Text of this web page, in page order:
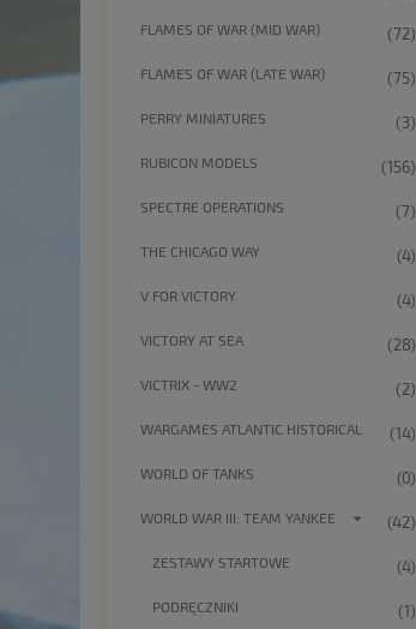
FLAMES OF WAR (MID WAR) (72)
FLAMES OF WAR (LATE WAR) (75)
PERRY MINIATURES (3)
RUBICON MODELS (156)
SPECTRE OPERATIONS (7)
THE CHICAGO WAY (4)
V FOR VICTORY (4)
VICTORY AT SEA (28)
VICTRIX - WW2 (2)
WARGAMES ATLANTIC HISTORICAL (14)
WORLD OF TANKS (0)
WORLD WAR III: TEAM YANKEE (42)
ZESTAWY STARTOWE (4)
PODRĘCZNIKI (1)